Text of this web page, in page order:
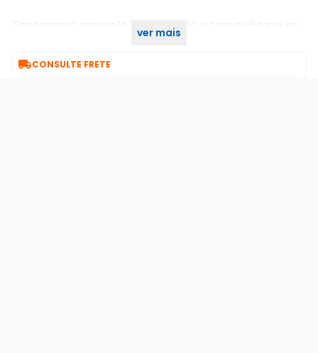
Tenha mais controle, praticidade e tranquilidade no
ver mais
CONSULTE FRETE